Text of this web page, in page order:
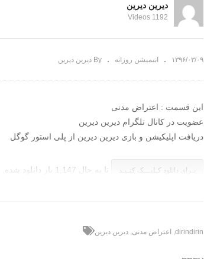
فقر فروشی
دیرین دیرین
1192 Videos
۱۳۹۶/۰۳/۰۹ انیمیشن روزانه By دیرین دیرین
این قسمت : اعتراض مدنی
عضویت در کانال تلگرام دیرین دیرین
دریافت اپلیکیشن و بازی دیرین دیرین از پلی استور گوگل
بـرای دانلود کـلیـــک کنـیـد تا به حال 1,147 بار دانلود شده,
dirindirin اعتراض مدنی دیرین دیرین